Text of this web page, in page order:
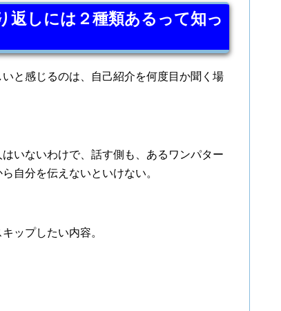
返しには２種類あるって知っ
と感じるのは、自己紹介を何度目か聞く場
いないわけで、話す側も、あるワンパター
自分を伝えないといけない。
ップしたい内容。